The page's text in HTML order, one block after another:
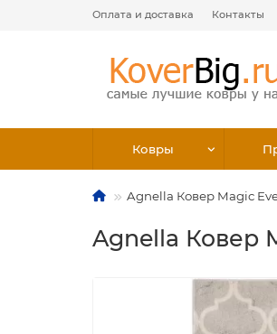
Оплата и доставка Контакты
Ковры
Agnella Ковер Magic
Agnella Ковер